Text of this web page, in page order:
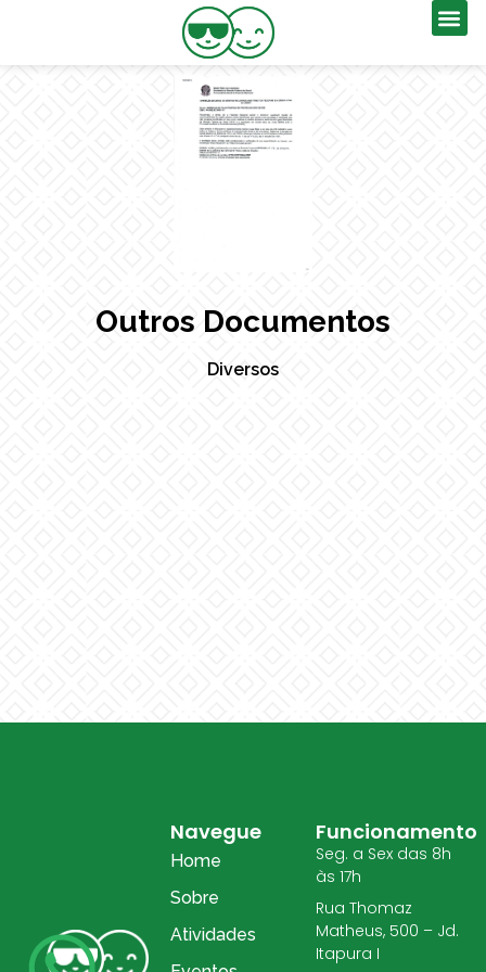
Outros Documentos
Diversos
Navegue
Home
Sobre
Atividades
Funcionamento
Seg. a Sex das 8h
às 17h
Rua Thomaz
Matheus, 500 – Jd.
Itapura I